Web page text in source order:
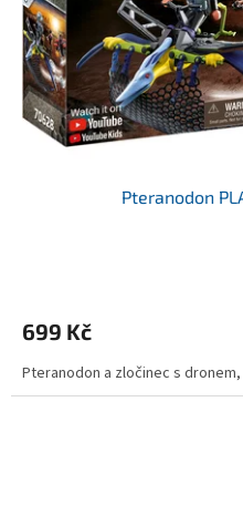
Pteranodon
699 Kč
Pteranodon a zločinec s